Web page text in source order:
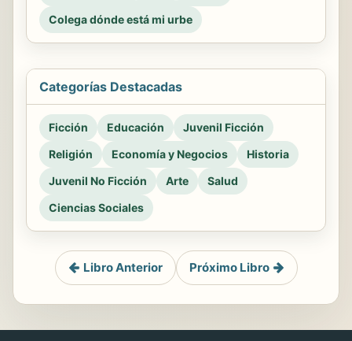
Colega dónde está mi urbe
Categorías Destacadas
Ficción Educación
Juvenil Ficción
Religión
Economía y Negocios
Historia
Juvenil No Ficción
Arte
Salud
Ciencias Sociales
Libro Anterior Próximo Libro